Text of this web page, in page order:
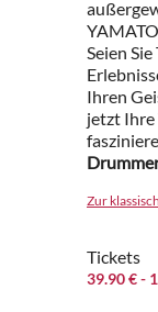
Seien
Ihren
jetzt Ihre
Zur
Tickets
39.90 €-